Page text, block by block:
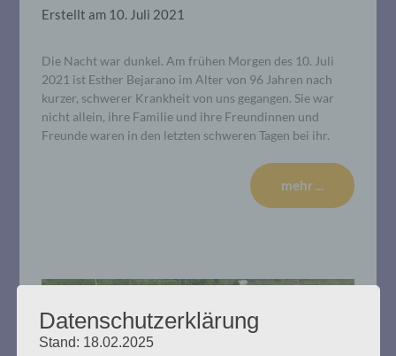
Erstellt am 10. Juli 2021
Die Nacht war dunkel. Am frühen Morgen des 10. Juli
2021 ist Esther Bejarano im Alter von 96 Jahren nach
kurzer, schwerer Krankheit von uns gegangen. Sie war
nicht allein, ihre Familie und ihre Freundinnen und
Freunde waren in den letzten schweren Tagen bei ihr.
mehr ...
Datenschutzerklärung
Stand: 18.02.2025